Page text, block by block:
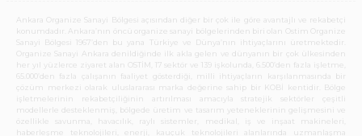
Ankara Organize Sanayi Bölgesi açısından diğer bir çok ile göre avantajlı ve rekabetçi
konumdadır. Ankara’nın öncü organize sanayi bölgelerinden biri olan Ostim Organize
Sanayi Bölgesi 1967’den bu yana Türkiye ve Dünya’nın ihtiyaçlarını üretmektedir.
Organize Sanayi Ankara denildiğinde ilk akla gelen ve dünyanın bir çok ülkesinden
her yıl yüzlerce ziyaret alan OSTİM, 17 sektör ve 139 işkolunda, 6.500’den fazla işletme,
65.000’den fazla çalışanın faaliyet gösterdiği, milli ihtiyaçların karşılanmasında bir
çözüm merkezi olarak uluslararası marka değerine sahip bir KOBİ kentidir. Bölge
işletmelerinin rekabetçiliğinin artırılması amacıyla stratejik sektörler çeşitli
modellerle desteklenmiş, bölgede üretim ve tasarım yeteneklerinin gelişmesini ve
özellikle savunma, havacılık, raylı sistemler, medikal, iş ve inşaat makineleri,
haberleşme teknolojileri, enerji, kauçuk teknolojileri alanlarında uzmanlaşma